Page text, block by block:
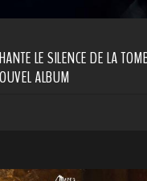
LE SILENCE DE LA
ALBUM